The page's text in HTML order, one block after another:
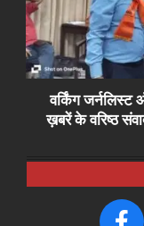
वर्किंग जर्नलिस्ट
ख़बरें के वरिष्ठ